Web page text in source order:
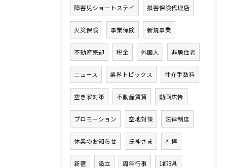
障害児ショートステイ 損害保険代理店
火災保険 事業保険 新規事業
不動産売却 税金 外国人 非居住者
ニュース 業界トピックス 仲介手数料
空き家対策 不動産賃貸 動画広告
プロモーション 空地対策 法律制度
休業のお知らせ 氏神さま 礼拝
新宿 設立 周年行事 1都3県